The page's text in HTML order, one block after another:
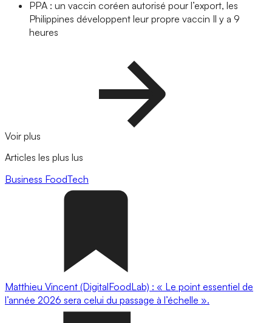
PPA : un vaccin coréen autorisé pour l’export, les
Philippines développent leur propre vaccin Il y a 9
heures
Voir plus
Articles les plus lus
Business FoodTech
Matthieu Vincent (DigitalFoodLab) : « Le point essentiel de
l’année 2026 sera celui du passage à l’échelle ».